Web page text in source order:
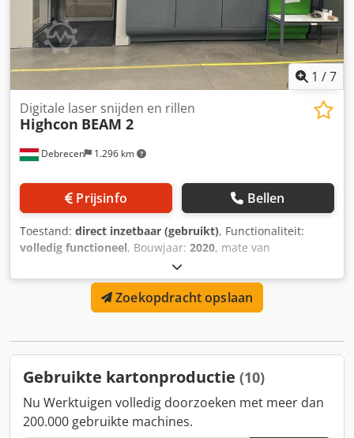
1 /7
Debrecen 1.296 km
Digitale laser snijden en rillen
Highcon BEAM 2
Prijsinfo Bellen
Toestand: direct inzetbaar (gebruikt), Functionaliteit:
volledig functioneel, Bouwjaar: 2020, mate van
automatisch, type koeling:
Uitrusting:CE-markering, documentatie / handleiding,
koelunit, noodstop, rookafzuiging, stofafzuiging,
veiligheidslichtscherm, Wij bieden deze gebruiksklare
machine is in productie en kan ter plaatse worden
Ssfx Akheck Heeft u vragen of behoefte aan meer
informatie? Neem gerust contact met ons op per bericht of
telefoon.
Zoekopdracht opslaan
Gebruikte kartonproductie (10)
Nu Werktuigen volledig doorzoeken met meer dan
200.000 gebruikte machines.